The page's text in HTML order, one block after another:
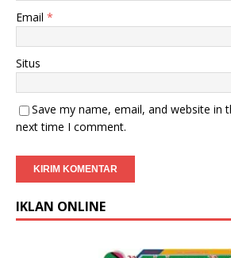
Email *
Situs
Save my name, email, and website in
next time I comment.
IKLAN ONLINE